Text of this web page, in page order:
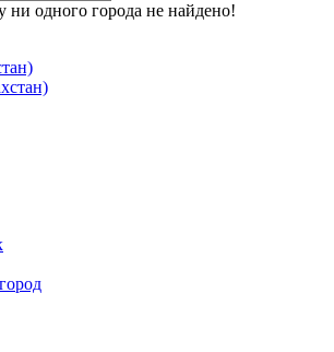
ни одного города не найдено!